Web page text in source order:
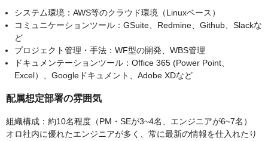
システム環境：AWS等のクラウド環境（Linuxベース）
コミュニケーションツール：GSuite、Redmine、Github、Slackな
ど
プロジェクト管理・手法：WF型の開発、WBS管理
ドキュメンテーションツール：Office 365 (Power Point、
Excel）、Googleドキュメント、Adobe XDなど
配属想定部署の雰囲気
組織構成：約10名程度（PM・SEが3~4名、エンジニアが6~7名）
オロ社内に優れたエンジニアが多く、常に最新の情報を仕入れたり